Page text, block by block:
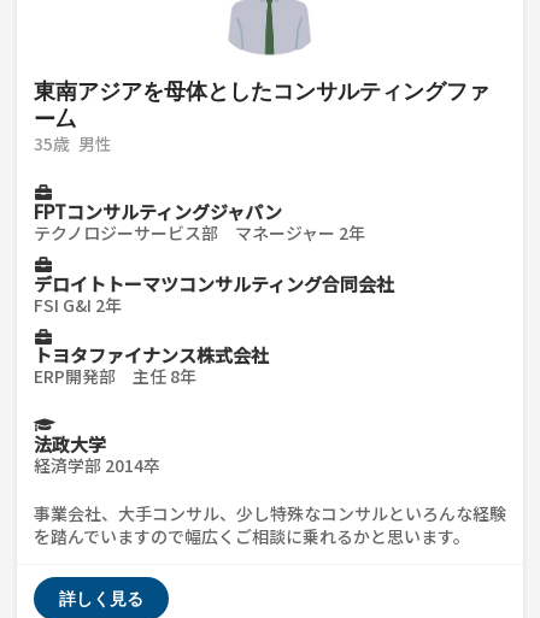
東南アジアを母体としたコンサルティングファ
ー厶
35歳 男性
FPTコンサルティングジャパン
テクノロジーサービス部 マネージャー 2年
デロイトトーマツコンサルティング合同会社
FSI G&I 2年
トヨタファイナンス株式会社
ERP開発部 主任 8年
法政大学
経済学部 2014卒
事業会社、大手コンサル、少し特殊なコンサルといろんな経験
を踏んでいますので幅広くご相談に乗れるかと思います。
詳しく見る